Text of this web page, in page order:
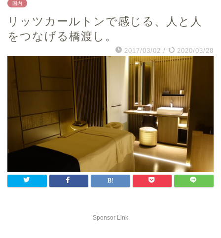
国内
リッツカールトンで感じる、人と人
をつなげる橋渡し。
2017/03/02 / 2020/03/28
Sponsor Link